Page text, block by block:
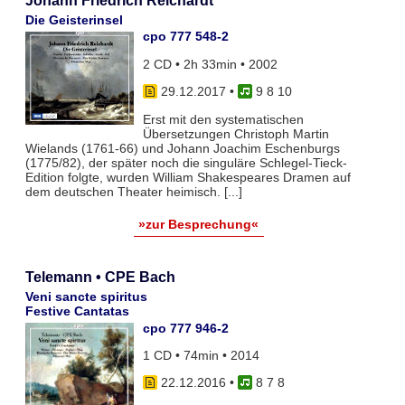
Die Geisterinsel
cpo 777 548-2
2 CD • 2h 33min • 2002
29.12.2017 •
9 8 10
Erst mit den systematischen
Übersetzungen Christoph Martin
Wielands (1761-66) und Johann Joachim Eschenburgs
(1775/82), der später noch die singuläre Schlegel-Tieck-
Edition folgte, wurden William Shakespeares Dramen auf
dem deutschen Theater heimisch. [...]
»zur Besprechung«
Telemann • CPE Bach
Veni sancte spiritus
Festive Cantatas
cpo 777 946-2
1 CD • 74min • 2014
22.12.2016 •
8 7 8